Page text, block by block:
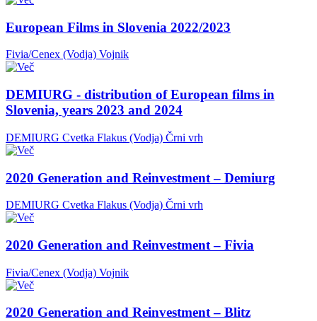
European Films in Slovenia 2022/2023
Fivia/Cenex (Vodja) Vojnik
DEMIURG - distribution of European films in
Slovenia, years 2023 and 2024
DEMIURG Cvetka Flakus (Vodja) Črni vrh
2020 Generation and Reinvestment – Demiurg
DEMIURG Cvetka Flakus (Vodja) Črni vrh
2020 Generation and Reinvestment – Fivia
Fivia/Cenex (Vodja) Vojnik
2020 Generation and Reinvestment – Blitz